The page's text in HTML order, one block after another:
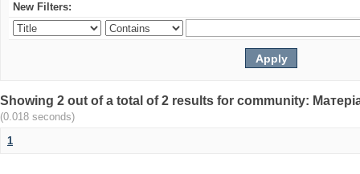
New Filters:
Showing 2 out of a total of 2 results for community:
(0.018 seconds)
1